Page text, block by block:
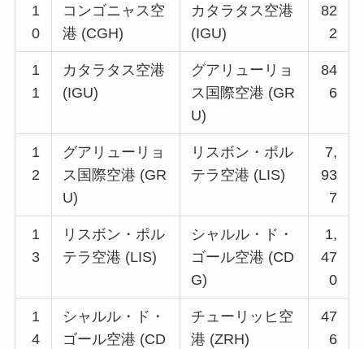
1
0
コンゴニャス空
港 (CGH)
カタラタス空港
(IGU)
82
2
1
1
カタラタス空港
(IGU)
グアリューリョ
ス国際空港 (GR
U)
84
6
1
2
グアリューリョ
ス国際空港 (GR
U)
リスボン・ポル
テラ空港 (LIS)
7,
93
7
1
3
リスボン・ポル
テラ空港 (LIS)
シャルル・ド・
ゴール空港 (CD
G)
1,
47
0
1
4
シャルル・ド・
ゴール空港 (CD
チューリッヒ空
港 (ZRH)
47
6